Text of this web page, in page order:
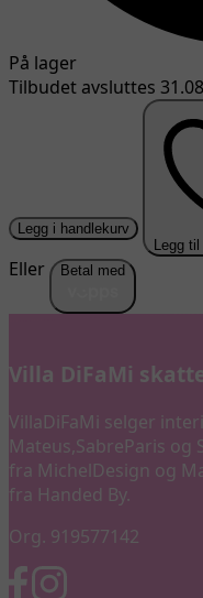
På lager
Tilbudet avsluttes
Legg i handlekurv
Legg
Eller Betal med
Villa DiFaMi
VillaDiFaMi selger
Mateus,SabreParis og
fra MichelDesign og
fra Handed By.
Org. 919577142